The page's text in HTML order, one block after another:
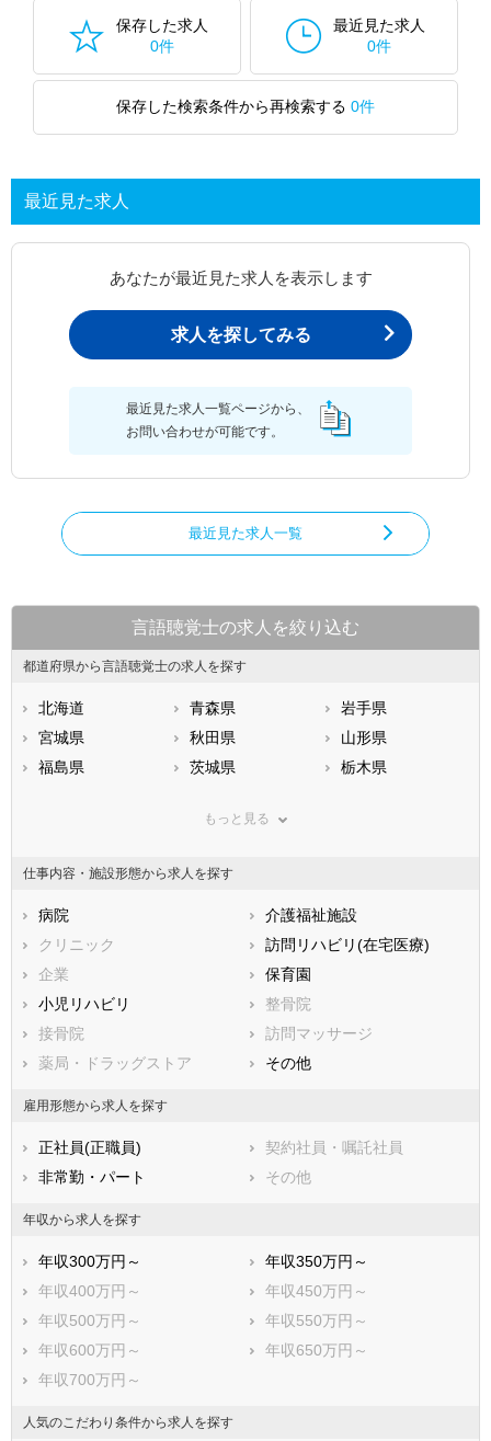
保存した求人
0件
最近見た求人
0件
保存した検索条件から再検索する 0件
最近見た求人
あなたが最近見た求人を表示します
求人を探してみる
最近見た求人一覧ページから、
お問い合わせが可能です。
最近見た求人一覧
言語聴覚士の求人を絞り込む
都道府県から言語聴覚士の求人を探す
北海道 青森県
岩手県
宮城県
秋田県
山形県
福島県
茨城県
栃木県
神奈川県
石川県
福井県
静岡県
三重県
滋賀県
大阪府
兵庫県
鳥取県
広島県
徳島県
香川県
愛媛県
鹿児島県
もっと見る
仕事内容・施設形態から求人を探す
病院
介護福祉施設
クリニック
訪問リハビリ(在宅医療)
企業
保育園
小児リハビリ
整骨院
接骨院
訪問マッサージ
薬局・ドラッグストア
その他
雇用形態から求人を探す
正社員(正職員)
契約社員・嘱託社員
非常勤・パート
その他
年収から求人を探す
年収300万円～
年収350万円～
年収400万円～
年収450万円～
年収500万円～
年収550万円～
年収600万円～
年収650万円～
年収700万円～
人気のこだわり条件から求人を探す